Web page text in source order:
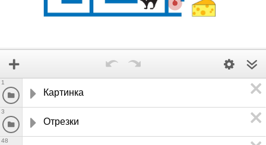
Картинка
1
Отрезки
3
48